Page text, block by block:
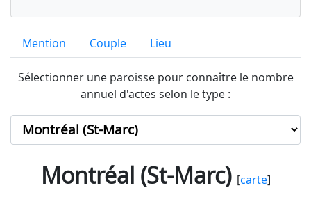
Mention Couple Lieu
Sélectionner une paroisse pour connaître le nombre
annuel d'actes selon le type :
Montréal (St-Marc)[carte]